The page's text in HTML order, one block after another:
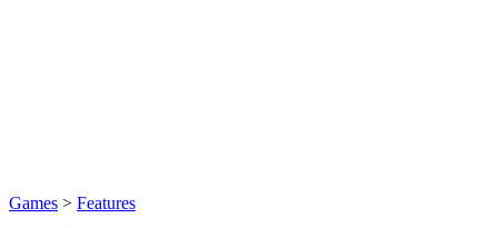
Games > Features